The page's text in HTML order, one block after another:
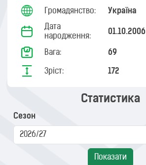
Громадянство: Україна
Дата
народження:
01.10.2006
Вага: 69
Зріст: 172
Статистика
Сезон
Показати